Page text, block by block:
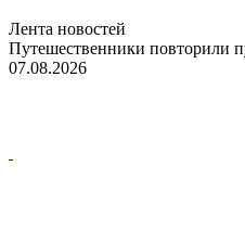
Лента новостей
Путешественники повторили
07.08.2026